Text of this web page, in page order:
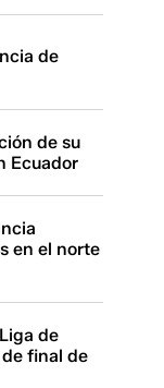
de
de su
Ecuador
en el norte
de
final de